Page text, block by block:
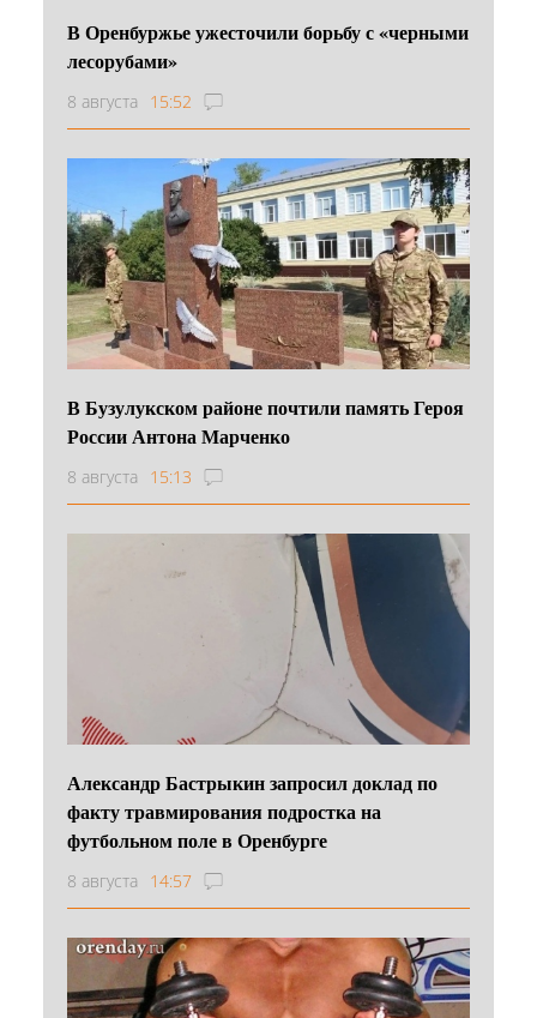
В Оренбуржье ужесточили борьбу с «черными
лесорубами»
8 августа 15:52
В Бузулукском районе почтили память Героя
России Антона Марченко
8 августа 15:13
Александр Бастрыкин запросил доклад по
факту травмирования подростка на
футбольном поле в Оренбурге
8 августа 14:57